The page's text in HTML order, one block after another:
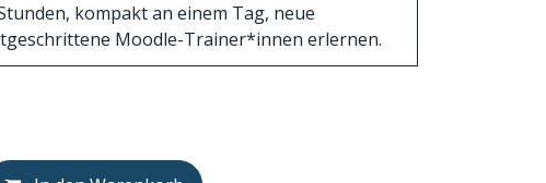
kompakt an einem Tag, neue
Moodle-Trainer*innen erlernen.